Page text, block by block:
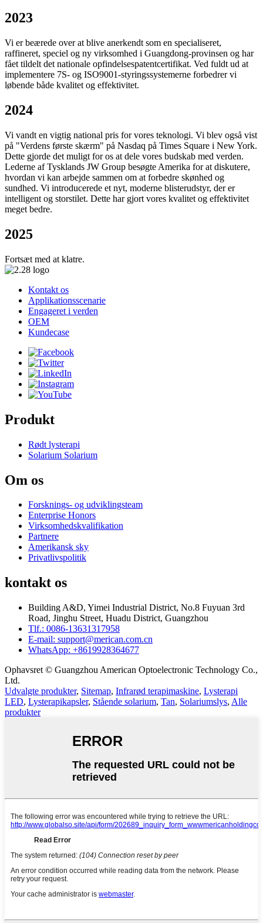
2023
Vi er beærede over at blive anerkendt som en specialiseret,
raffineret, speciel og ny virksomhed i Guangdong-provinsen og har
fået tildelt det nationale opfindelsespatentcertifikat. Ved fuldt ud at
implementere 7S- og ISO9001-styringssystemerne forbedrer vi
løbende både kvalitet og effektivitet.
2024
Vi vandt en vigtig national pris for vores teknologi. Vi blev også vist
på "Verdens første skærm" på Nasdaq på Times Square i New York.
Dette gjorde det muligt for os at dele vores budskab med verden.
Lederne af Tysklands JW Group besøgte Amerika for at diskutere,
hvordan vi kan arbejde sammen om at forbedre skønhed og
sundhed. Vi introducerede et nyt, moderne blisterudstyr, der er
intelligent og storstilet. Dette har gjort vores kvalitet og effektivitet
meget bedre.
2025
Fortsæt med at klatre.
Kontakt os
Applikationsscenarie
Engageret i verden
OEM
Kundecase
Produkt
Rødt lysterapi
Solarium Solarium
Om os
Forsknings- og udviklingsteam
Enterprise Honors
Virksomhedskvalifikation
Partnere
Amerikansk sky
Privatlivspolitik
kontakt os
Building A&D, Yimei Industrial District, No.8 Fuyuan 3rd
Road, Jinghu Street, Huadu District, Guangzhou
Tlf.: 0086-13631317958
E-mail: support@merican.com.cn
WhatsApp: +8619928364677
Ophavsret © Guangzhou American Optoelectronic Technology Co.,
Ltd.
Udvalgte produkter, Sitemap, Infrarød terapimaskine, Lysterapi
LED, Lysterapikapsler, Stående solarium, Tan, Solariumslys, Alle
produkter